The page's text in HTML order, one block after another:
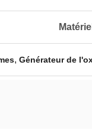
, Générateur de